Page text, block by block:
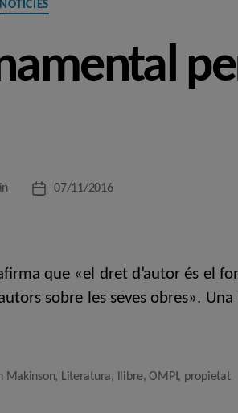
NOTÍCIES
Data07/11/2016
que «el dret d’autor és el
sobre les seves obres».
Makinson, Literatura, llibre,OMPI , propietat